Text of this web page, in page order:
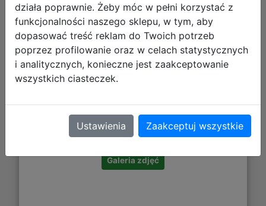
DO KOSZYKA
Galeria zdjęć
działa poprawnie. Żeby móc w pełni korzystać z
funkcjonalności naszego sklepu, w tym, aby
dopasować treść reklam do Twoich potrzeb
poprzez profilowanie oraz w celach statystycznych
i analitycznych, konieczne jest zaakceptowanie
wszystkich ciasteczek.
Ustawienia Zaakceptuj wszystkie